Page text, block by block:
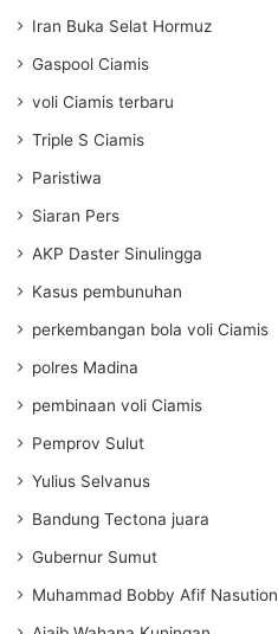
Iran Buka Selat Hormuz
Gaspool Ciamis
voli Ciamis terbaru
Triple S Ciamis
Paristiwa
Siaran Pers
AKP Daster Sinulingga
Kasus pembunuhan
perkembangan bola voli Ciamis
polres Madina
pembinaan voli Ciamis
Pemprov Sulut
Yulius Selvanus
Bandung Tectona juara
Gubernur Sumut
Muhammad Bobby Afif Nasution